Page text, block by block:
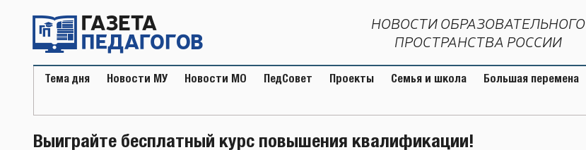
содержимому
НОВОСТИ ОБРАЗОВАТЕЛЬНОГО
ПРОСТРАНСТВА РОССИИ
Тема дня Новости МУ Новости МО ПедСовет Проекты Семья и школа Большая перемена
Выиграйте бесплатный курс повышения квалификации!